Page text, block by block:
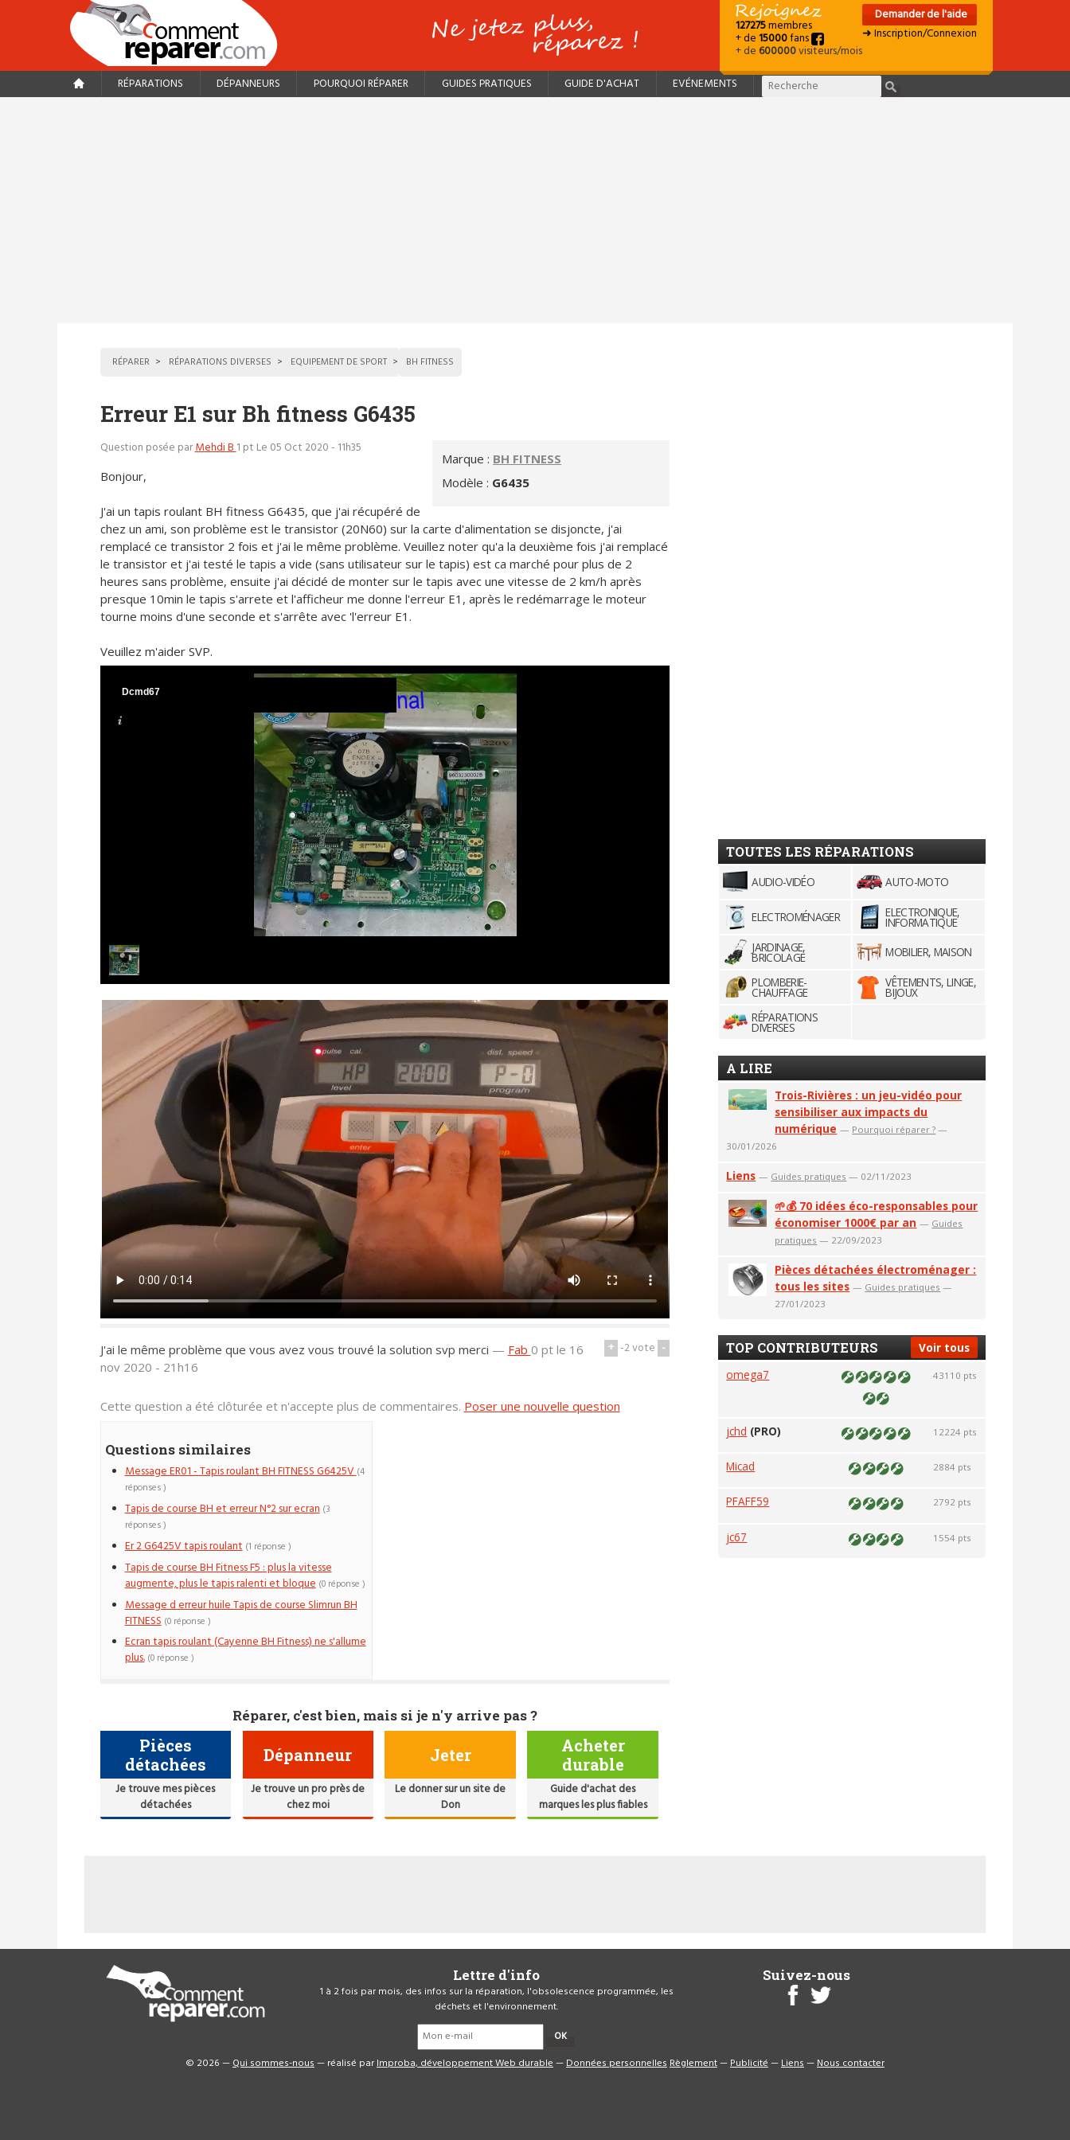
127275membres
+ de15000fans
+ de600000visiteurs/mois
Demander de l'aide
➜ Inscription/Connexion
RÉPARATIONS DÉPANNEURS POURQUOI RÉPARER GUIDES PRATIQUES GUIDE D'ACHAT EVÉNEMENTS
RÉPARER RÉPARATIONS DIVERSES EQUIPEMENT DE SPORT BH FITNESS
Erreur E1 sur Bh fitness G6435
Marque : BH FITNESS
Modèle : G6435
Question posée parMehdi B1 pt Le 05 Oct 2020 - 11h35
Bonjour,
J'ai un tapis roulant BH fitness G6435, que j'ai récupéré de
chez un ami, son problème est le transistor (20N60) sur la carte d'alimentation se disjoncte, j'ai
remplacé ce transistor 2 fois et j'ai le même problème. Veuillez noter qu'a la deuxième fois j'ai remplacé
le transistor et j'ai testé le tapis a vide (sans utilisateur sur le tapis) est ca marché pour plus de 2
heures sans problème, ensuite j'ai décidé de monter sur le tapis avec une vitesse de 2 km/h après
presque 10min le tapis s'arrete et l'afficheur me donne l'erreur E1, après le redémarrage le moteur
tourne moins d'une seconde et s'arrête avec 'l'erreur E1.
Veuillez m'aider SVP.
Dcmd67
+ -2vote -
J'ai le même problème que vous avez vous trouvé la solution svp merci — Fab 0 pt le 16
nov 2020 - 21h16
Cette question a été clôturée et n'accepte plus de commentaires. Poser une nouvelle question
Questions similaires
Message ER01 - Tapis roulant BH FITNESS G6425V(4
réponses )
Tapis de course BH et erreur N°2 sur ecran (3
réponses )
Er 2 G6425V tapis roulant (1 réponse )
Tapis de course BH Fitness F5 : plus la vitesse
augmente, plus le tapis ralenti et bloque (0 réponse )
Message d erreur huile Tapis de course Slimrun BH
FITNESS (0 réponse )
Ecran tapis roulant (Cayenne BH Fitness) ne s'allume
plus. (0 réponse )
Réparer, c'est bien, mais si je n'y arrive pas ?
Pièces
détachées
Je trouve mes pièces
détachées
Dépanneur
Je trouve un pro près de
chez moi
Jeter
Le donner sur un site de
Don
Acheter
durable
Guide d'achat des
marques les plus fiables
TOUTES LES RÉPARATIONS
AUDIO-VIDÉO AUTO-MOTO
ELECTROMÉNAGER ELECTRONIQUE,
INFORMATIQUE
JARDINAGE,
BRICOLAGE
MOBILIER, MAISON
PLOMBERIE-
CHAUFFAGE
VÊTEMENTS, LINGE,
BIJOUX
RÉPARATIONS
DIVERSES
A LIRE
Trois-Rivières : un jeu-vidéo pour
sensibiliser aux impacts du
numérique — Pourquoi réparer ? —
30/01/2026
Liens — Guides pratiques — 02/11/2023
🌱💰 70 idées éco-responsables pour
économiser 1000€ par an — Guides
pratiques — 22/09/2023
Pièces détachées électroménager :
tous les sites — Guides pratiques —
27/01/2023
Voir tous
TOP CONTRIBUTEURS
omega7 43110 pts
jchd (PRO) 12224 pts
Micad 2884 pts
PFAFF59 2792 pts
jc67 1554 pts
Lettre d'info
1 à 2 fois par mois, des infos sur la réparation, l'obsolescence programmée, les
déchets et l'environnement.
OK
Suivez-nous
© 2026 —Qui sommes-nous— réalisé parImproba, développement Web durable—Données personnellesRèglement—Publicité—Liens—Nous contacter